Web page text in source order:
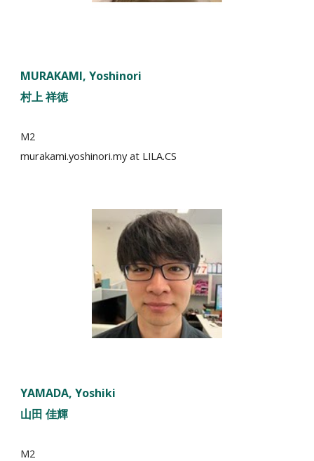
MURAKAMI,Yoshinori
村上祥徳
M2
murakami.yoshinori.myat LILA.CS
YAMADA, Yoshiki
山田 佳輝
M2